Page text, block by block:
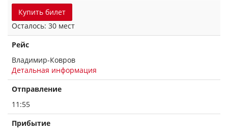
Купить билет
Осталось: 30 мест
Рейс
Владимир-Ковров
Детальная информация
Отправление
11:55
Прибытие